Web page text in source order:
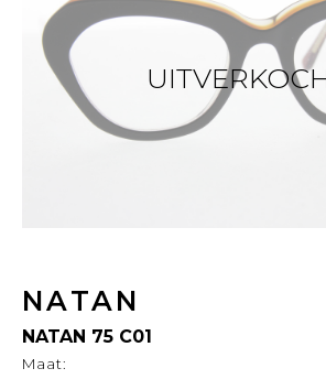
NATAN
NATAN 75 C01
Maat: